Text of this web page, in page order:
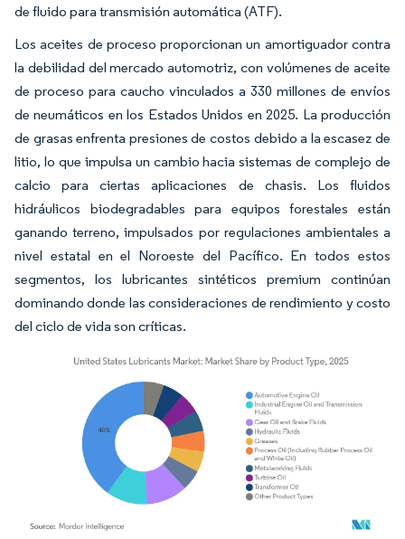
de fluido para transmisión automática (ATF).
Los aceites de proceso proporcionan un amortiguador contra
la debilidad del mercado automotriz, con volúmenes de aceite
de proceso para caucho vinculados a 330 millones de envíos
de neumáticos en los Estados Unidos en 2025. La producción
de grasas enfrenta presiones de costos debido a la escasez de
litio, lo que impulsa un cambio hacia sistemas de complejo de
calcio para ciertas aplicaciones de chasis. Los fluidos
hidráulicos biodegradables para equipos forestales están
ganando terreno, impulsados por regulaciones ambientales a
nivel estatal en el Noroeste del Pacífico. En todos estos
segmentos, los lubricantes sintéticos premium continúan
dominando donde las consideraciones de rendimiento y costo
del ciclo de vida son críticas.